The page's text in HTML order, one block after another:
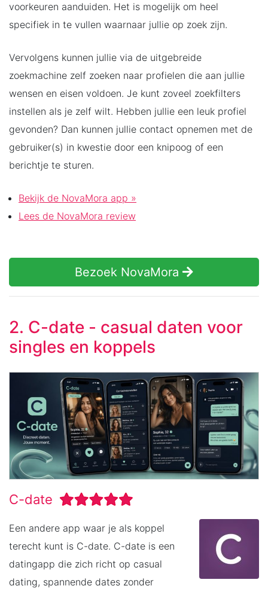
voorkeuren aanduiden. Het is mogelijk om heel
specifiek in te vullen waarnaar jullie op zoek zijn.
Vervolgens kunnen jullie via de uitgebreide
zoekmachine zelf zoeken naar profielen die aan jullie
wensen en eisen voldoen. Je kunt zoveel zoekfilters
instellen als je zelf wilt. Hebben jullie een leuk profiel
gevonden? Dan kunnen jullie contact opnemen met de
gebruiker(s) in kwestie door een knipoog of een
berichtje te sturen.
Bekijk de NovaMora app »
Lees de NovaMora review
Bezoek NovaMora
2. C-date - casual daten voor
singles en koppels
C-date
Een andere app waar je als koppel
terecht kunt is C-date. C-date is een
datingapp die zich richt op casual
dating, spannende dates zonder